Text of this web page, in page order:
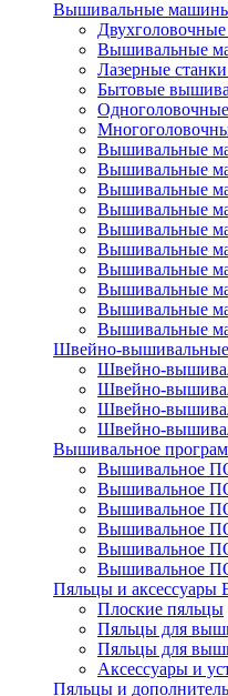
Вышивальные
Вышивальные
Лазерные
Бытовые
Вышивальные
Вышивальные
Вышивальные
Вышивальные
Вышивальные
Вышивальные
Вышивальные
Вышивальные
Вышивальные
Вышивальные
Швейно-
Швейно-
Швейно-
Швейно-
Швейно-
Вышивальное
Вышивальное
Вышивальное
Вышивальное
Вышивальное
Вышивальное
Вышивальное
Пяльцы и аксессуары
Плоские пяльцы
Пяльцы для
Пяльцы для
Аксессуары и
Пяльцы и